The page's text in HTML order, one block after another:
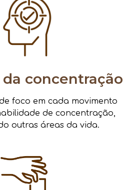
concentração
foco em cada movimento
de concentração,
outras áreas da vida.